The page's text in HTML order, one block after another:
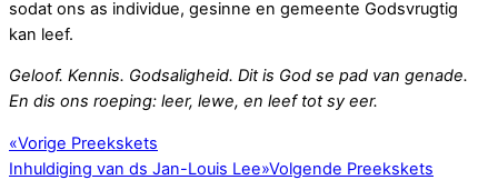
sodat ons as individue, gesinne en gemeente Godsvrugtig
kan leef.
Geloof. Kennis. Godsaligheid. Dit is God se pad van genade.
En dis ons roeping: leer, lewe, en leef tot sy eer.
«Vorige Preekskets
Inhuldiging van ds Jan-Louis Lee»Volgende Preekskets